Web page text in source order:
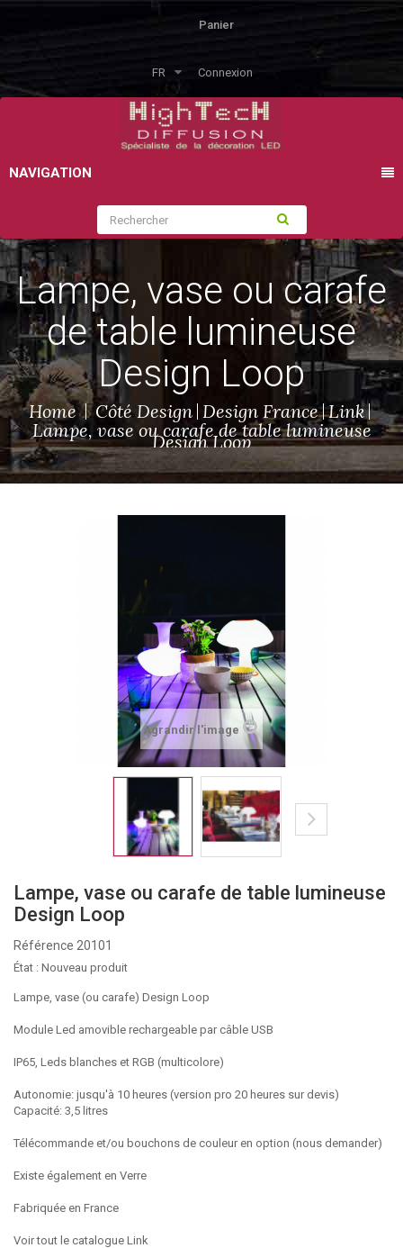
Panier
FR Connexion
NAVIGATION
Lampe, vase ou carafe
de table lumineuse
Design Loop
Home Côté Design Design France Link
Lampe, vase ou carafe de table lumineuse
Design Loop
Agrandir l'image
Lampe, vase ou carafe de table lumineuse
Design Loop
Référence 20101
État : Nouveau produit
Lampe, vase (ou carafe) Design Loop
Module Led amovible rechargeable par câble USB
IP65, Leds blanches et RGB (multicolore)
Autonomie: jusqu'à 10 heures (version pro 20 heures sur devis)
Capacité: 3,5 litres
Télécommande et/ou bouchons de couleur en option (nous demander)
Existe également en Verre
Fabriquée en France
Voir tout le catalogue Link